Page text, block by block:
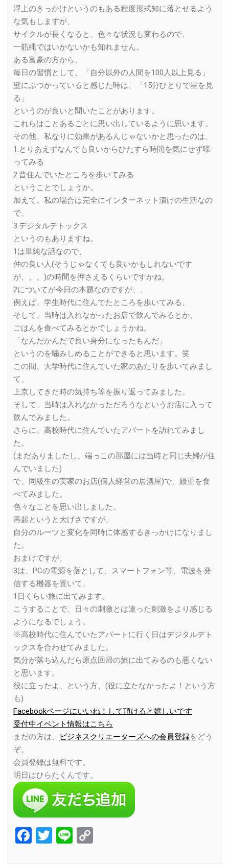
浮上のきっかけというのもある程度形式知に落とせるよう
な気もしますが、
サイクルが長くなると、色々な状況も変わるので、
一筋縄ではいかないかも知れません。
ある富豪の方から、
毎日の習慣として、「自分以外の人間を100人以上見る」
壁にぶつかっていると感じた時は、「15分ひとりで星を見
る」
というのが良いと聞いたことがあります。
これらはことあるごとに思い出しているように思います。
その他、私なりに効果があるんじゃないかと思ったのは、
1.とりあえずなんでも良いからひたすら時間を気にせず喋
ってみる
2.昔住んでいたところを歩いてみる
ということでしょうか。
加えて、私の場合は完全にインターネット漬けの生活なの
で、
3.デジタルデトックス
というのもありますね。
1は単純な話なので、
仲の良い人(そうじゃなくても良いかもしれないです
が、、、)の時間を押さえるくらいですかね。
2についてが今日の本題なのですが、、
例えば、学生時代に住んでたところを歩いてみる、
そして、当時は入れなかったお店で飲んでみるとか、
ごはんを食べてみるとかでしょうかね。
「なんだかんだで良い身分になったもんだ」
というのを噛みしめることができると思います。笑
この間、大学時代に住んでいた家のあたりを歩いてみまし
て、
上京してきた時の気持ち等を振り返ってみました。
そして、当時は入れなかっただろうなというお店に入って
飲んでみました。
さらに、高校時代に住んでいたアパートを訪れてみまし
た。
(まだありましたし、端っこの部屋には当時と同じ夫婦が住
んでいました)
で、同級生の実家のお店(個人経営の居酒屋)で、鰻重を食
べてみました。
色々なことを思い出しました。
再起というと大げさですが、
自分のルーツと変化を同時に体感するきっかけになりまし
た。
おまけですが、
3は、PCの電源を落として、スマートフォン等、電波を発
信する機器を置いて、
1日くらい旅に出てみます。
こうすることで、日々の刺激とは違った刺激をより感じる
ようになるでしょう。
※高校時代に住んでいたアパートに行く日はデジタルデト
ックスを合わせてみました。
気分が落ち込んだら原点回帰の旅に出てみるのも悪くない
と思います。
役に立ったよ、という方、(役に立たなかったよ！という方
も)
Facebookページにいいね！して頂けると嬉しいです
受付中イベント情報はこちら
まだの方は、
ビジネスクリエーターズへの会員登録をどう
ぞ。
会員登録は無料です。
明日はひらたくんです。
Facebook
Twitter
Line